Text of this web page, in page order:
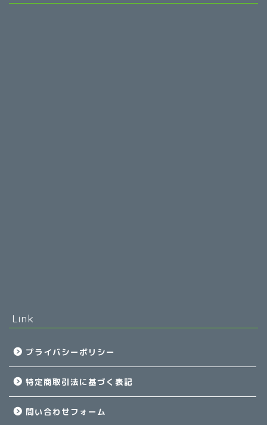
Link
プライバシーポリシー
特定商取引法に基づく表記
問い合わせフォーム